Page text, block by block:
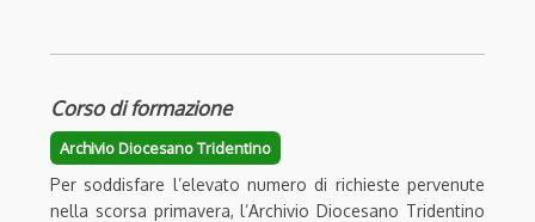
Corso di formazione
Archivio Diocesano Tridentino
Per soddisfare l’elevato numero di richieste pervenute
nella scorsa primavera, l’Archivio Diocesano Tridentino